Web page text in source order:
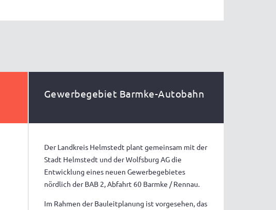
Gewerbegebiet Barmke-Autobahn
Der Landkreis Helmstedt plant gemeinsam mit der
Stadt Helmstedt und der Wolfsburg AG die
Entwicklung eines neuen Gewerbegebietes
nördlich der BAB 2, Abfahrt 60 Barmke / Rennau.
Im Rahmen der Bauleitplanung ist vorgesehen, das